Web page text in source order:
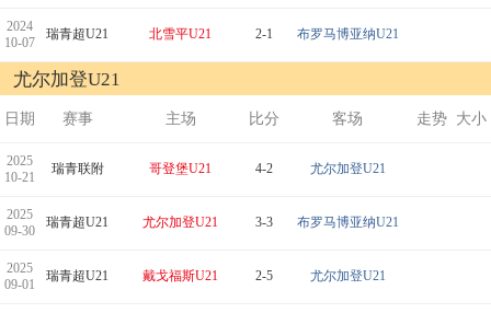
2024
10-07
瑞青超U21 北雪平U21 2-1 布罗马博亚纳U21
尤尔加登U21
日期 赛事 主场 比分 客场 走势 大小
2025
10-21
瑞青联附 哥登堡U21 4-2 尤尔加登U21
2025
09-30
瑞青超U21 尤尔加登U21 3-3 布罗马博亚纳U21
2025
09-01
瑞青超U21 戴戈福斯U21 2-5 尤尔加登U21